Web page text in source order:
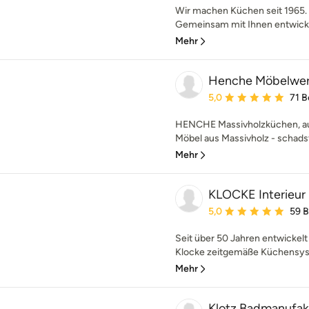
Wir machen Küchen seit
Gemeinsam mit Ihnen
Mehr
Henche
Durchschnittliche
5,0 71
HENCHE Massivholzküchen,
Möbel aus Massivholz -
Mehr
KLOCKE
Durchschnittliche
5,0 59
Seit über 50 Jahren
Klocke zeitgemäße
Mehr